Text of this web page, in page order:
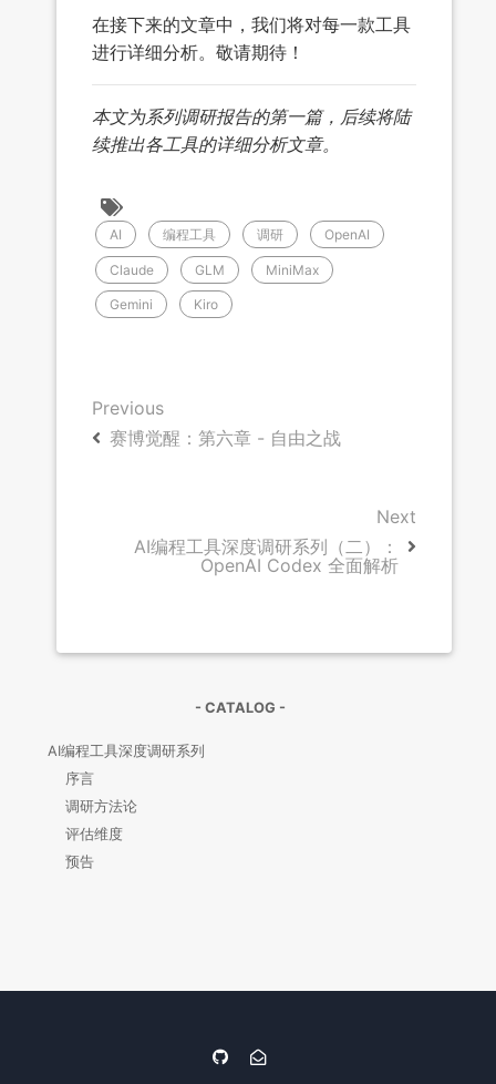
在接下来的文章中，我们将对每一款工具
进行详细分析。敬请期待！
本文为系列调研报告的第一篇，后续将陆
续推出各工具的详细分析文章。
AI 编程工具 调研 OpenAI
Claude GLM MiniMax
Gemini Kiro
Previous
赛博觉醒：第六章 - 自由之战
Next
AI编程工具深度调研系列（二）：
OpenAI Codex 全面解析
- CATALOG -
AI编程工具深度调研系列
序言
调研方法论
评估维度
预告